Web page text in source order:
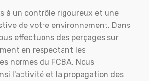
à un contrôle rigoureux et une
de votre environnement. Dans
effectuons des perçages sur
en respectant les
normes du FCBA. Nous
l'activité et la propagation des